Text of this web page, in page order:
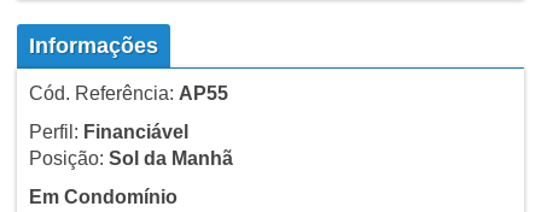
Informações
Cód. Referência: AP55
Perfil: Financiável
Posição: Sol da Manhã
Em Condomínio